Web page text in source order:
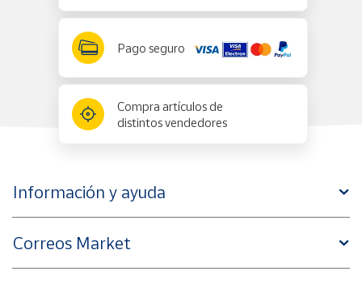
Pago seguro
Compra artículos de
distintos vendedores
Información y ayuda
Correos Market